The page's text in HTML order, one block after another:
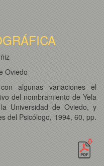
Oviedo
algunas variaciones el
del nombramiento de Yela
Universidad de Oviedo, y
del Psicólogo, 1994, 60, pp.